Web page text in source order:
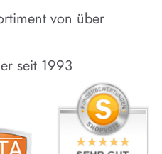
von über
seit 1993